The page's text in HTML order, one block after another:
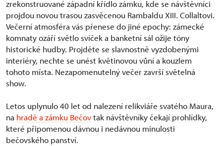
zrekonstruované západní křídlo zámku, kde se návštěvníci
projdou novou trasou zasvěcenou Rambaldu XIII. Collaltovi.
Večerní atmosféra vás přenese do jiné epochy: zámecké
komnaty ozáří světlo svíček a banketní sál ožije tóny
historické hudby. Projděte se slavnostně vyzdobenými
interiéry, nechte se unést květinovou vůní a kouzlem
tohoto místa. Nezapomenutelný večer završí světelná
show.
Letos uplynulo 40 let od nalezení relikviáře svatého Maura,
na hradě a zámku Bečovtak návštěvníky čekají prohlídky,
které připomenou dávnou i nedávnou minulosti
bečovského panství.